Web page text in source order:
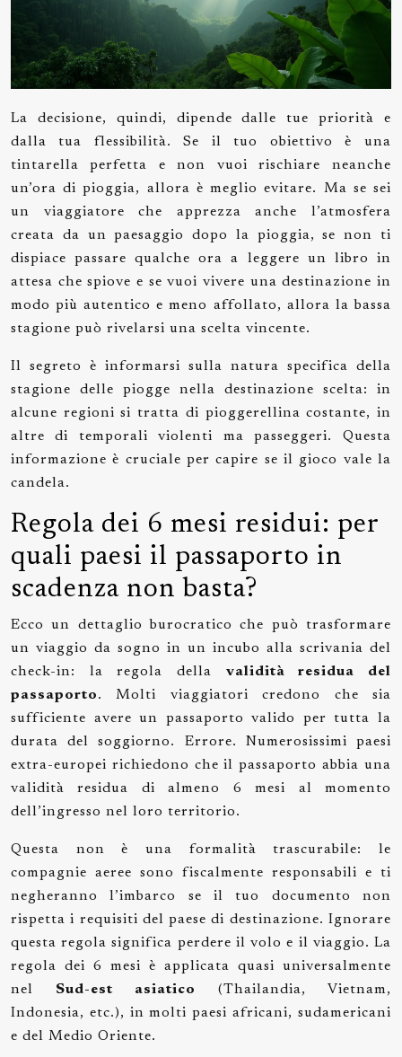
La decisione, quindi, dipende dalle tue priorità e
dalla tua flessibilità. Se il tuo obiettivo è una
tintarella perfetta e non vuoi rischiare neanche
un’ora di pioggia, allora è meglio evitare. Ma se sei
un viaggiatore che apprezza anche l’atmosfera
creata da un paesaggio dopo la pioggia, se non ti
dispiace passare qualche ora a leggere un libro in
attesa che spiove e se vuoi vivere una destinazione in
modo più autentico e meno affollato, allora la bassa
stagione può rivelarsi una scelta vincente.
Il segreto è informarsi sulla natura specifica della
stagione delle piogge nella destinazione scelta: in
alcune regioni si tratta di pioggerellina costante, in
altre di temporali violenti ma passeggeri. Questa
informazione è cruciale per capire se il gioco vale la
candela.
Regola dei 6 mesi residui: per
quali paesi il passaporto in
scadenza non basta?
Ecco un dettaglio burocratico che può trasformare
un viaggio da sogno in un incubo alla scrivania del
check-in: la regola della validità residua del
passaporto. Molti viaggiatori credono che sia
sufficiente avere un passaporto valido per tutta la
durata del soggiorno. Errore. Numerosissimi paesi
extra-europei richiedono che il passaporto abbia una
validità residua di almeno 6 mesi al momento
dell’ingresso nel loro territorio.
Questa non è una formalità trascurabile: le
compagnie aeree sono fiscalmente responsabili e ti
negheranno l’imbarco se il tuo documento non
rispetta i requisiti del paese di destinazione. Ignorare
questa regola significa perdere il volo e il viaggio. La
regola dei 6 mesi è applicata quasi universalmente
nel Sud-est asiatico
(Thailandia, Vietnam,
Indonesia, etc.), in molti paesi africani, sudamericani
e del Medio Oriente.